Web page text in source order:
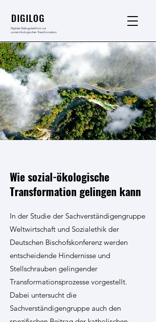
DIGILOG
Digitale Dialogplattform zur
sozial-ökologischen Transformation
Wie sozial-ökologische
Transformation gelingen kann
In der Studie der Sachverständigengruppe
Weltwirtschaft und Sozialethik der
Deutschen Bischofskonferenz werden
entscheidende Hindernisse und
Stellschrauben gelingender
Transformationsprozesse vorgestellt.
Dabei untersucht die
Sachverständigengruppe auch den